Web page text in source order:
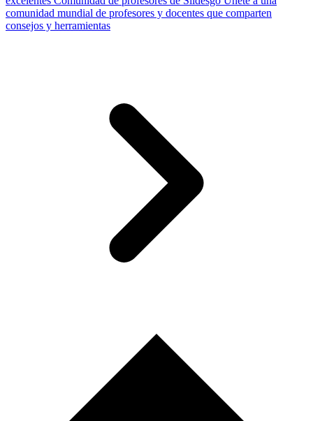
comunidad mundial de profesores y docentes que comparten
consejos y herramientas